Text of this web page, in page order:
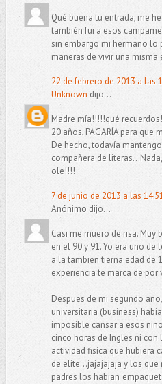
Qué buena tu entrada, me
también fui a esos
sin embargo mi hermano lo
maneras de vivir una
22 de febrero de 2013 a las
Unknown dijo...
Madre mía!!!!!qué
20 años, PAGARÍA para
De hecho, todavía
compañera de
ole!!!!
7 de junio de 2013 a las
Anónimo dijo...
Casi me muero de risa.
en el 90 y 91. Yo era uno
a la tambien tierna edad de
experiencia te marca de por
Despues de mi segundo
universitaria (business)
imposible cansar a esos
cinco horas de Ingles ni
actividad fisica que hubiera
de elite...jajajajaja y los
padres los habian